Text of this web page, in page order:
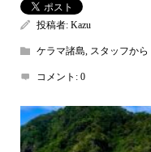
投稿者: Kazu
ケラマ諸島, スタッフから
コメント: 0